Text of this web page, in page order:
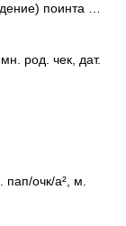
поинта …
род. чек, дат.
очк/а², м.